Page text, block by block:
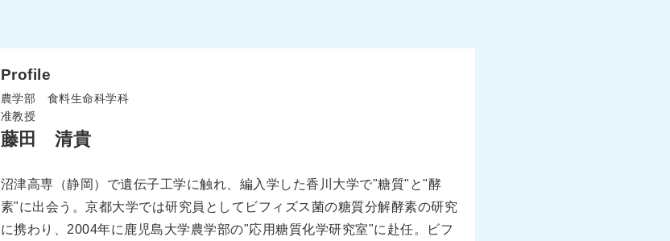
Profile
農学部 食料生命科学科
准教授
藤田 清貴
沼津高専（静岡）で遺伝子工学に触れ、編入学した香川大学で"糖質"と"酵
素"に出会う。京都大学では研究員としてビフィズス菌の糖質分解酵素の研究
に携わり、2004年に鹿児島大学農学部の"応用糖質化学研究室"に赴任。ビフ